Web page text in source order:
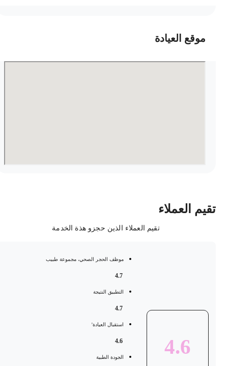
موقع العيادة
العملاء
تقيم العملاء الذين حجزو هذة الخدمة
4.6
موظف الحجر الصحي، مجموعة طبيب
التطبيق النتيجة
استقبال العيادة'
الجودة الطبية